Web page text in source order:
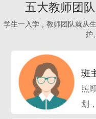
五大教师团
学生一入学，教师团队就从
护
班
照
划